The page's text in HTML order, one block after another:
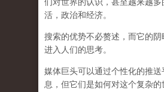
活，政治和经济。
搜索的优势不必赘述，而它的
进入人们的思考。
媒体巨头可以通过个性化的推
息，但它们是如何对这个复杂